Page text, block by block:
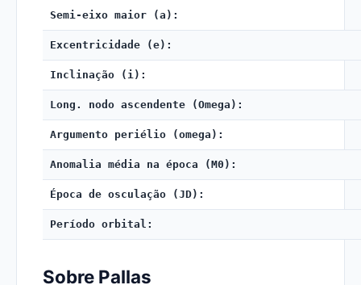
Semi-eixo maior (a):
Excentricidade (e):
Inclinação (i):
Long. nodo ascendente (Omega):
Argumento periélio (omega):
Anomalia média na época (M0):
Época de osculação (JD):
Período orbital:
Sobre Pallas